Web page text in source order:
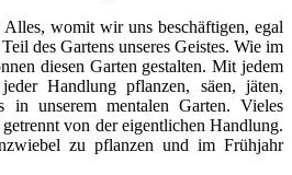
womit wir uns beschäftigen, egal
des Gartens unseres Geistes. Wie im
diesen Garten gestalten. Mit jedem
Handlung pflanzen, säen, jäten,
in unserem mentalen Garten. Vieles
von der eigentlichen Handlung.
zu pflanzen und im Frühjahr